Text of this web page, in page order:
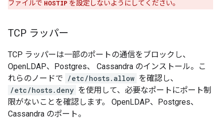
ファイルで HOSTIP を設定しないようにしてください。
TCP ラッパー
TCP ラッパーは一部のポートの通信をブロックし、
OpenLDAP、Postgres、 Cassandra のインストール。こ
れらのノードで /etc/hosts.allow を確認し、
/etc/hosts.deny を使用して、必要なポートにポート制
限がないことを確認します。 OpenLDAP、Postgres、
Cassandra のポート。